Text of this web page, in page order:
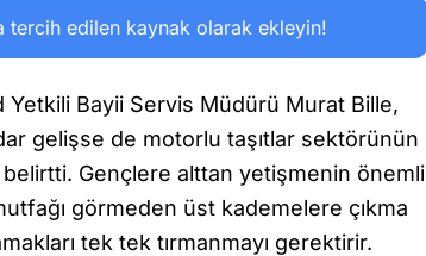
tercih edilen kaynak olarak ekleyin!
Yetkili Bayii Servis Müdürü Murat Bille,
gelişse de motorlu taşıtlar sektörünün
Gençlere alttan yetişmenin önemli
görmeden üst kademelere çıkma
tek tek tırmanmayı gerektirir.